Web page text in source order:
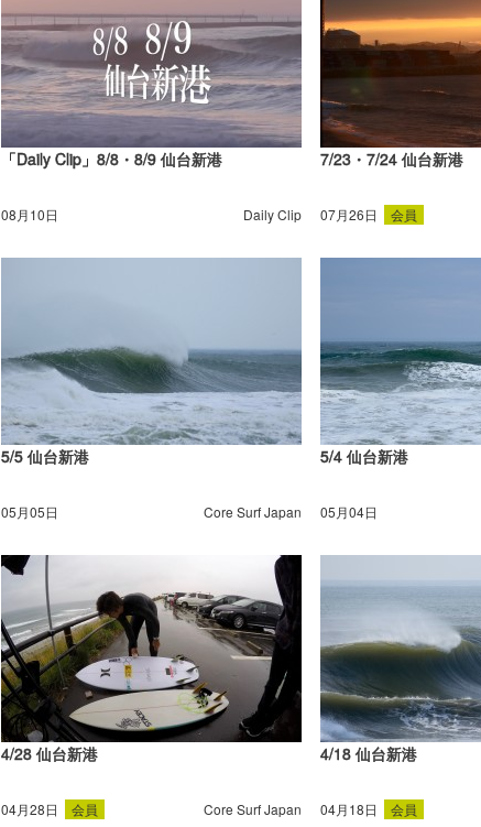
「Daily Clip」8/8・8/9 仙台新港
08月10日 Daily Clip
7/23・7/24 仙台新港
07月26日 会員
5/5 仙台新港
05月05日 Core Surf Japan
5/4 仙台新港
05月04日
4/28 仙台新港
04月28日 会員 Core Surf Japan
4/18 仙台新港
04月18日 会員